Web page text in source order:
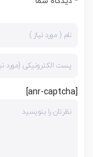
[anr-captcha]